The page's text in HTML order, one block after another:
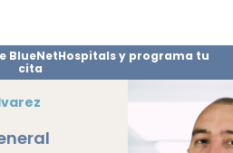
BlueNetHospitals y programa tu
cita
Dr. Mixtli Martín
Cirugía